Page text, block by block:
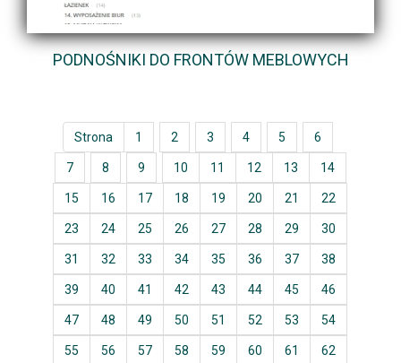
PODNOŚNIKI DO FRONTÓW MEBLOWYCH
Strona 1 2 3 4 5 6
7 8 9 10 11 12 13 14
15 16 17 18 19 20 21 22
23 24 25 26 27 28 29 30
31 32 33 34 35 36 37 38
39 40 41 42 43 44 45 46
47 48 49 50 51 52 53 54
55 56 57 58 59 60 61 62